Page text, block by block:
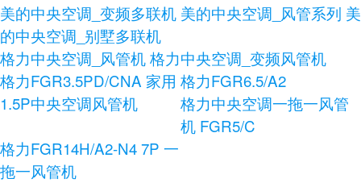
美的中央空调_变频多联机 美的中央空调_风管系列 美
的中央空调_别墅多联机
格力中央空调_风管机格力中央空调_变频风管机
格力FGR3.5PD/CNA 家用
1.5P中央空调风管机
格力FGR6.5/A2
格力中央空调一拖一风管
机 FGR5/C
格力FGR14H/A2-N4 7P 一
拖一风管机